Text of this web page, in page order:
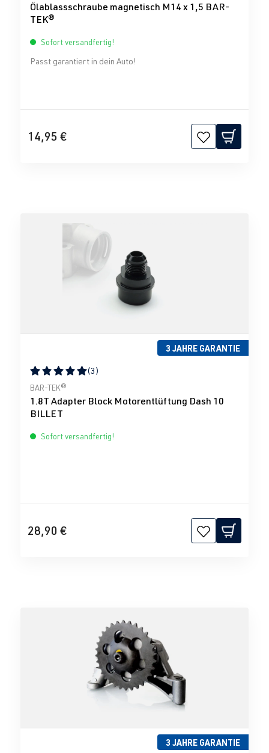
Ölablassschraube magnetisch M14 x 1,5 BAR-
TEK®
Sofort versandfertig!
Passt garantiert in dein Auto!
14,95 €
3 JAHRE GARANTIE
Durchschnittliche Bewertung von 5 von 5 Sternen
(3)
BAR-TEK®
1.8T Adapter Block Motorentlüftung Dash 10
BILLET
Sofort versandfertig!
28,90 €
3 JAHRE GARANTIE